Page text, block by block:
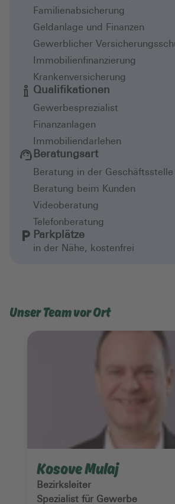
Familienabsicherung
Geldanlage und Finanzen
Gewerblicher
Immobilienfinanzierung
Krankenversicherung
Qualifikationen
Gewerbesprezialist
Finanzanlagen
Immobiliendarlehen
Beratungsart
Beratung in der Geschäftsstelle
Beratung beim Kunden
Videoberatung
Telefonberatung
Parkplätze
in der Nähe, kostenfrei
Unser Team vor Ort
Kosove Mulaj
Bezirksleiter
Spezialist für Gewerbe